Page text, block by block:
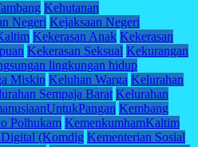
Kehutanan
Negeri Kejaksaan Negeri
Kekerasan Anak Kekerasan
Kekerasan Seksual Kekurangan
lingkungan hidup
Miskin Keluhan Warga Kelurahan
Sempaja Barat Kelurahan
Kembang
Polhukam KemenkumhamKaltim
(Komdig Kementerian Sosial